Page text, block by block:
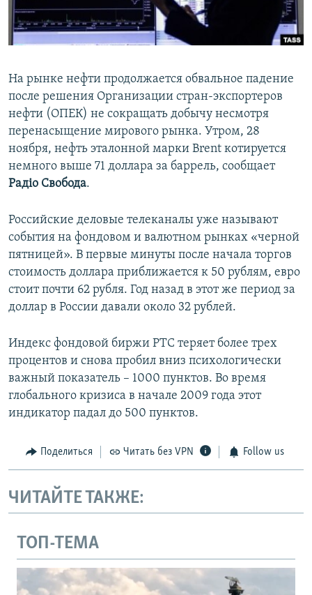
ПОБЕДИТЕЛЕЙ НЕ СУДЯТ?
УКРАИНСКАЯ ПРОБЛЕМА КРЫМА
ПРИСОЕДИНЯЙТЕСЬ!
Все сайты RFE/RL
На рынке нефти продолжается обвальное падение
после решения Организации стран-экспортеров
нефти (ОПЕК) не сокращать добычу несмотря
перенасыщение мирового рынка. Утром, 28
ноября, нефть эталонной марки Brent котируется
немного выше 71 доллара за баррель, сообщает
Радіо Свобода.
Российские деловые телеканалы уже называют
события на фондовом и валютном рынках «черной
пятницей». В первые минуты после начала торгов
стоимость доллара приближается к 50 рублям, евро
стоит почти 62 рубля. Год назад в этот же период за
доллар в России давали около 32 рублей.
Индекс фондовой биржи РТС теряет более трех
процентов и снова пробил вниз психологически
важный показатель – 1000 пунктов. Во время
глобального кризиса в начале 2009 года этот
индикатор падал до 500 пунктов.
Поделиться Читать без VPN Follow us
ЧИТАЙТЕ ТАКЖЕ:
ТОП-ТЕМА